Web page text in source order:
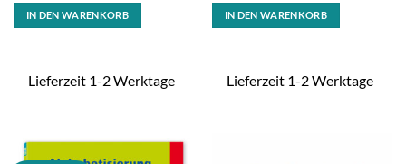
IN DEN WARENKORB
Lieferzeit 1-2 Werktage
IN DEN WARENKORB
Lieferzeit 1-2 Werktage